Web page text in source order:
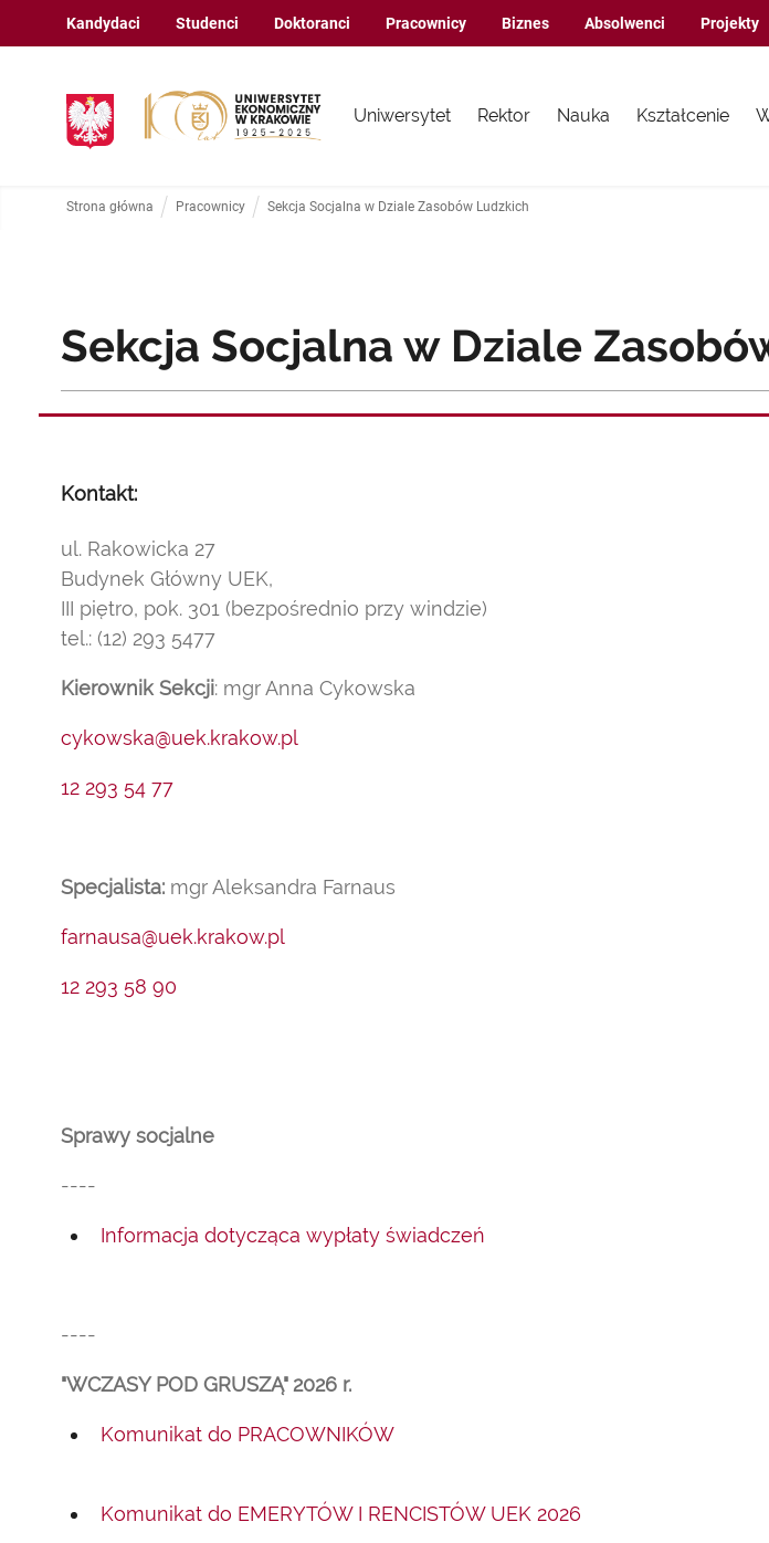
Kandydaci Studenci Doktoranci Pracownicy Biznes Absolwenci Projekty
Uniwersytet Rektor Nauka Kształcenie
Strona główna Pracownicy Sekcja Socjalna w Dziale Zasobów Ludzkich
Sekcja Socjalna w Dziale
Kontakt:
ul. Rakowicka 27
Budynek Główny UEK,
III piętro, pok. 301 (bezpośrednio przy windzie)
tel.: (12) 293 5477
Kierownik Sekcji: mgr Anna Cykowska
cykowska@uek.krakow.pl
12 293 54 77
Specjalista: mgr Aleksandra Farnaus
farnausa@uek.krakow.pl
12 293 58 90
Sprawy socjalne
----
Informacja dotycząca wypłaty świadczeń
----
"WCZASY POD GRUSZĄ" 2026 r.
Komunikat do PRACOWNIKÓW
Komunikat do EMERYTÓW I RENCISTÓW UEK 2026